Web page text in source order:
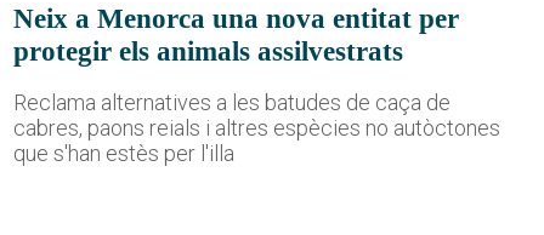
Neix a Menorca una nova entitat per
protegir els animals assilvestrats
Reclama alternatives a les batudes de caça de
cabres, paons reials i altres espècies no autòctones
que s'han estès per l'illa